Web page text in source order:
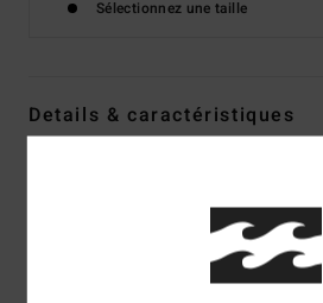
Sélectionnez une taille
Details & caractéristiques
Code couleur